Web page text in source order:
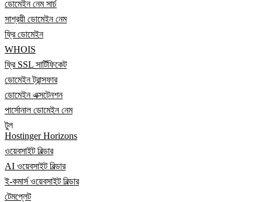
ডোমেইন নেম সার্চ
সাশ্রয়ী ডোমেইন নেম
ফ্রি ডোমেইন
WHOIS
ফ্রি SSL সার্টিফিকেট
ডোমেইন ট্রান্সফার
ডোমেইন এক্সটেনশন
পার্সোনাল ডোমেইন নেম
টুল
Hostinger Horizons
ওয়েবসাইট বিল্ডার
AI ওয়েবসাইট বিল্ডার
ই-কমার্স ওয়েবসাইট বিল্ডার
টেমপ্লেট